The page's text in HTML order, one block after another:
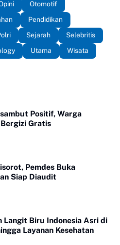
Otomotif
Pendidikan
Sejarah
Selebritis
Utama Wisata
Positif, Warga
Gratis
Pemdes Buka
Siap Diaudit
Langit Biru Indonesia Asri di
Layanan Kesehatan